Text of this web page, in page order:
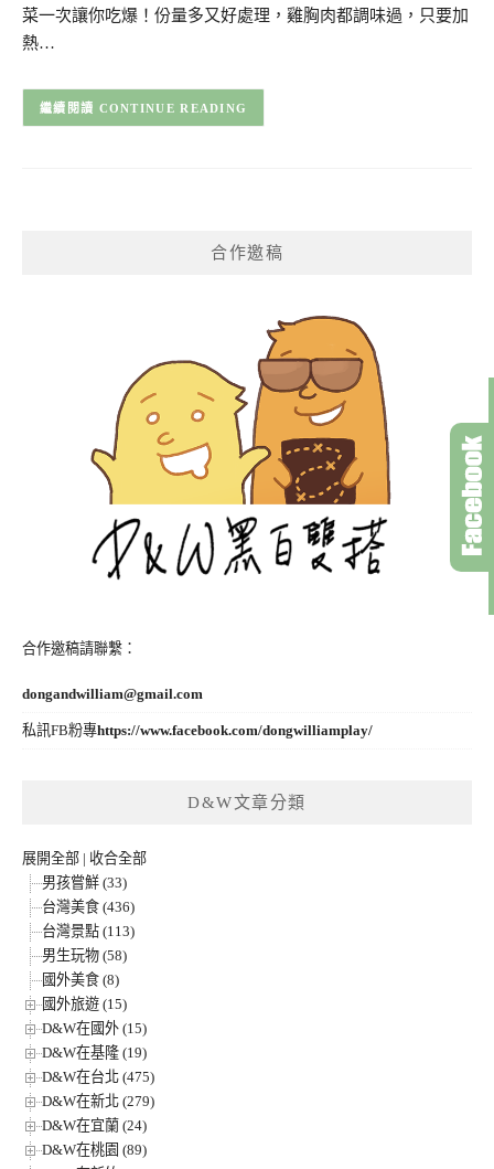
菜一次讓你吃爆！份量多又好處理，雞胸肉都調味過，只要加
熱…
CONTINUE READING
合作邀稿
合作邀稿請聯繫：
dongandwilliam@gmail.com
私訊FB粉專https://www.facebook.com/dongwilliamplay/
D&W文章分類
展開全部 | 收合全部
男孩嘗鮮 (33)
台灣美食 (436)
台灣景點 (113)
男生玩物 (58)
國外美食 (8)
國外旅遊 (15)
D&W在國外 (15)
D&W在基隆 (19)
D&W在台北 (475)
D&W在新北 (279)
D&W在宜蘭 (24)
D&W在桃園 (89)